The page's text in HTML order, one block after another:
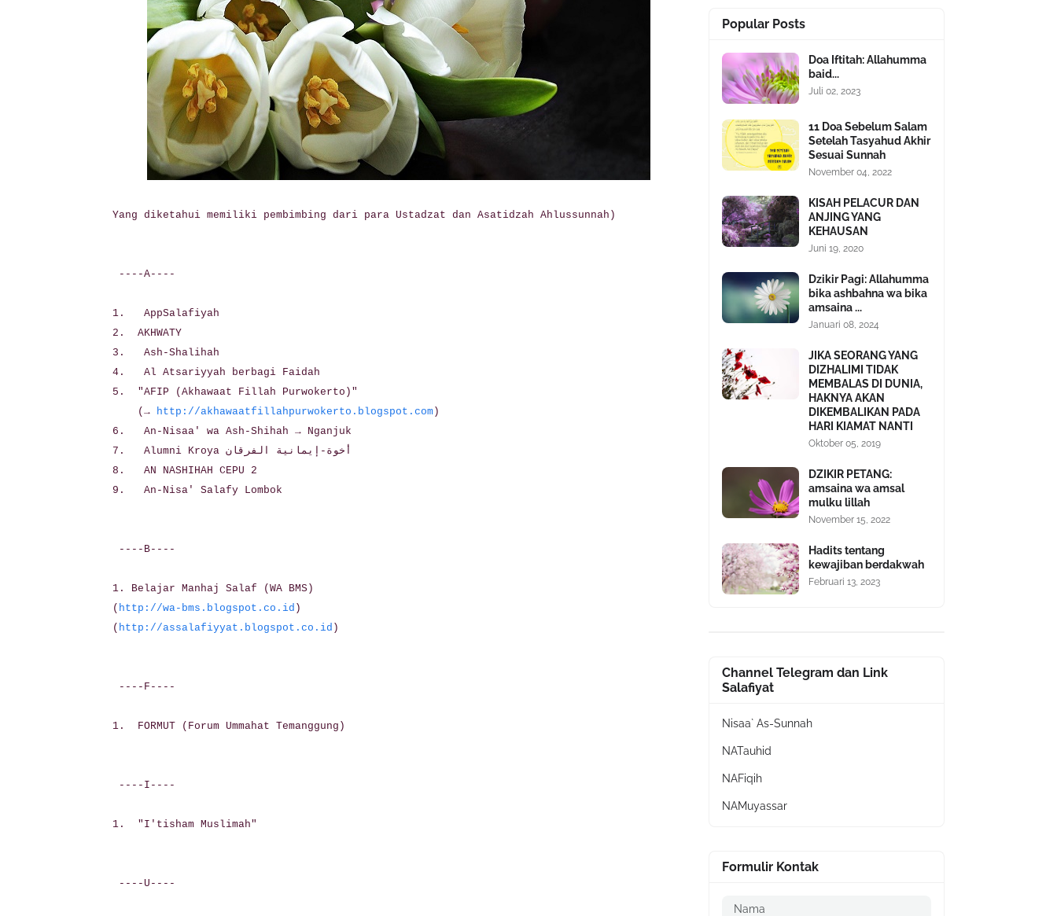
Yang diketahui memiliki pembimbing dari para Ustadzat dan Asatidzah Ahlussunnah)
----A----
1. AppSalafiyah
2. AKHWATY
3. Ash-Shalihah
4. Al Atsariyyah berbagi Faidah
5. "AFIP (Akhawaat Fillah Purwokerto)"
(→ http://akhawaatfillahpurwokerto.blogspot.com )
6. An-Nisaa' wa Ash-Shihah → Nganjuk
7. Alumni Kroya أخوة-إيمانية الفرقان
8. AN NASHIHAH CEPU 2
9. An-Nisa' Salafy Lombok
----B----
1. Belajar Manhaj Salaf (WA BMS)
( http://wa-bms.blogspot.co.id )
( http://assalafiyyat.blogspot.co.id )
----F----
1. FORMUT (Forum Ummahat Temanggung)
----I----
1. "I'tisham Muslimah"
----U----
Popular Posts
Doa Iftitah: Allahumma
baid...
Juli 02, 2023
11 Doa Sebelum Salam
Setelah Tasyahud Akhir
Sesuai Sunnah
November 04, 2022
KISAH PELACUR DAN
ANJING YANG
KEHAUSAN
Juni 19, 2020
Dzikir Pagi: Allahumma
bika ashbahna wa bika
amsaina ...
Januari 08, 2024
JIKA SEORANG YANG
DIZHALIMI TIDAK
MEMBALAS DI DUNIA,
HAKNYA AKAN
DIKEMBALIKAN PADA
HARI KIAMAT NANTI
Oktober 05, 2019
DZIKIR PETANG:
amsaina wa amsal
mulku lillah
November 15, 2022
Hadits tentang
kewajiban berdakwah
Februari 13, 2023
Channel Telegram dan Link
Salafiyat
Nisaa` As-Sunnah
NATauhid
NAFiqih
NAMuyassar
Formulir Kontak